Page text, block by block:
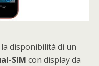
disponibilità di un
SIM con display da